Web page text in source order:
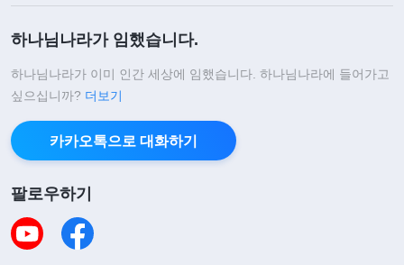
하나님나라가 임했습니다.
하나님나라가 이미 인간 세상에 임했습니다. 하나님나라에 들어가고
싶으십니까? 더보기
카카오톡으로 대화하기
팔로우하기